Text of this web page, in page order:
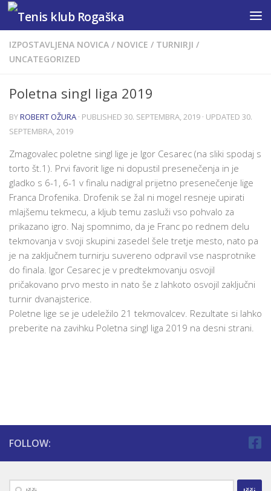
Skip to content
IZPOSTAVLJENA NOVICA / NOVICE / TURNIRJI /
UNCATEGORIZED
Poletna singl liga 2019
BYROBERT OŽURA · PUBLISHED 30. SEPTEMBRA, 2019 · UPDATED 30.
SEPTEMBRA, 2019
Zmagovalec poletne singl lige je Igor Cesarec (na sliki spodaj s
torto št.1). Prvi favorit lige ni dopustil presenečenja in je
gladko s 6-1, 6-1 v finalu nadigral prijetno presenečenje lige
Franca Drofenika. Drofenik se žal ni mogel resneje upirati
mlajšemu tekmecu, a kljub temu zasluži vso pohvalo za
prikazano igro. Naj spomnimo, da je Franc po rednem delu
tekmovanja v svoji skupini zasedel šele tretje mesto, nato pa
je na zaključnem turnirju suvereno odpravil vse nasprotnike
do finala. Igor Cesarec je v predtekmovanju osvojil
pričakovano prvo mesto in nato še z lahkoto osvojil zaključni
turnir dvanajsterice.
Poletne lige se je udeležilo 21 tekmovalcev. Rezultate si lahko
preberite na zavihku Poletna singl liga 2019 na desni strani.
FOLLOW:
Išči: